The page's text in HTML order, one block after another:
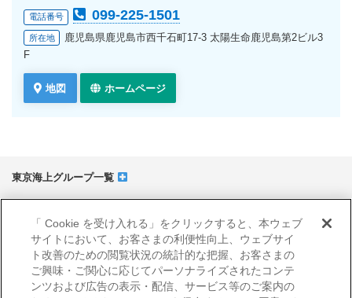
電話番号 099-225-1501
所在地
鹿児島県鹿児島市西千石町17-3 太陽生命鹿児島第2ビル3
F
地図 ホームページ
東京海上グループ一覧
サイトマップ
当サイトのご利用にあたって
勧誘方針
プライバシーポリシー（個人情報のお取扱いについて）
「 Cookie を受け入れる」をクリックすると、本ウェブ
サイトにおいて、お客さまの利便性向上、ウェブサイ
ト改善のための閲覧状況の統計的な把握、お客さまの
ご興味・ご関心に応じてパーソナライズされたコンテ
ンツおよび広告の表示・配信、サービス等のご案内の